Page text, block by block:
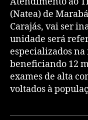
(Natea) de
Carajás, vai ser
unidade será
especializados na
beneficiando 12
exames de alta
voltados à